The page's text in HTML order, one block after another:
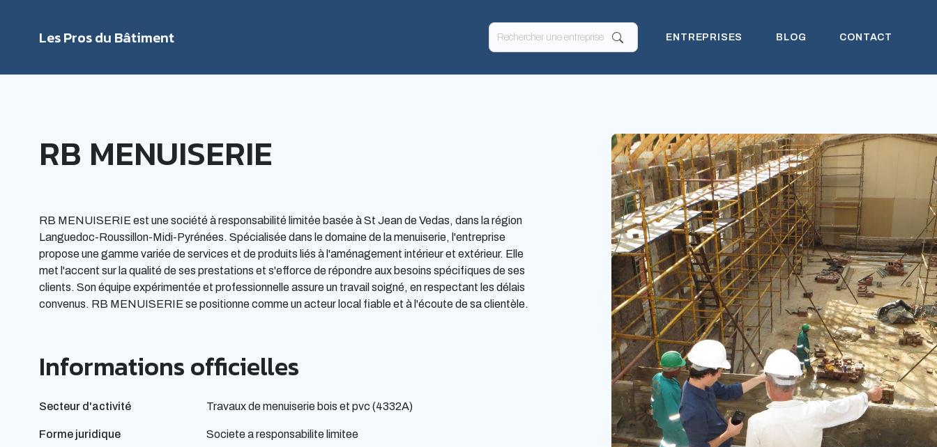
Les Pros du Bâtiment ENTREPRISES BLOG CONTACT
RB MENUISERIE
RB MENUISERIE est une société à responsabilité limitée basée à St Jean de Vedas, dans la région
Languedoc-Roussillon-Midi-Pyrénées. Spécialisée dans le domaine de la menuiserie, l'entreprise
propose une gamme variée de services et de produits liés à l'aménagement intérieur et extérieur. Elle
met l'accent sur la qualité de ses prestations et s'efforce de répondre aux besoins spécifiques de ses
clients. Son équipe expérimentée et professionnelle assure un travail soigné, en respectant les délais
convenus. RB MENUISERIE se positionne comme un acteur local fiable et à l'écoute de sa clientèle.
Informations officielles
Secteur d'activité Travaux de menuiserie bois et pvc (4332A)
Forme juridique Societe a responsabilite limitee